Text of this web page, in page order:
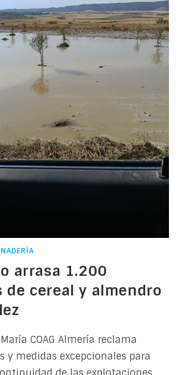
arrasa 1.200
de cereal y almendro
COAG Almería reclama
y medidas excepcionales para